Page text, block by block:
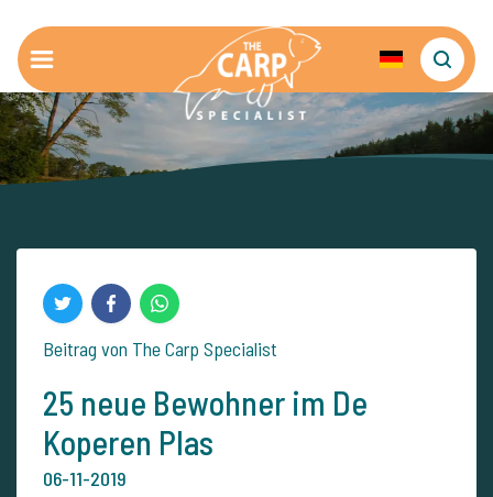
Beitrag von The Carp Specialist
25 neue Bewohner im De
Koperen Plas
06-11-2019